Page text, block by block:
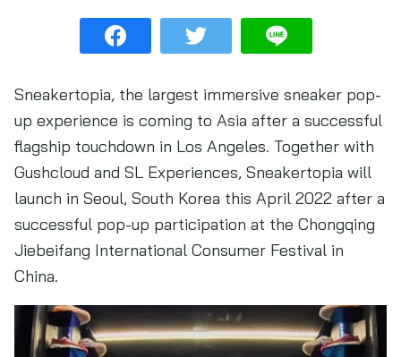
Sneakertopia, the largest immersive sneaker pop-
up experience is coming to Asia after a successful
flagship touchdown in Los Angeles. Together with
Gushcloud and SL Experiences, Sneakertopia will
launch in Seoul, South Korea this April 2022 after a
successful pop-up participation at the Chongqing
Jiebeifang International Consumer Festival in
China.